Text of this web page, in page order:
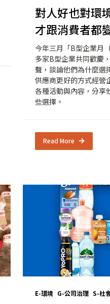
對人好也對環
才跟消費者都
今年三月「B型企業月
多家B型企業共同歡慶
聲，談論他們為什麼選
供應商更好的方式經營
各種活動與內容，分享
些選擇。
Read More
E-環境 G-公司治理 S-社